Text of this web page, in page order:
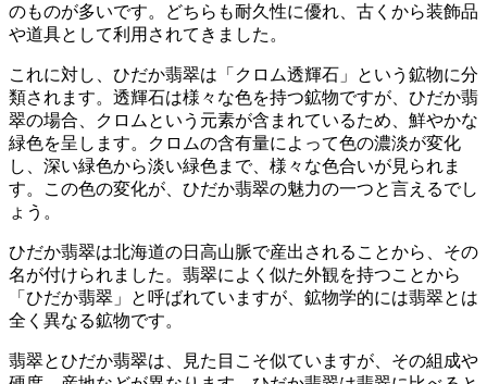
のものが多いです。どちらも耐久性に優れ、古くから装飾品
や道具として利用されてきました。
これに対し、ひだか翡翠は「クロム透輝石」という鉱物に分
類されます。透輝石は様々な色を持つ鉱物ですが、ひだか翡
翠の場合、クロムという元素が含まれているため、鮮やかな
緑色を呈します。
クロムの含有量によって色の濃淡が変化
し、深い緑色から淡い緑色まで、様々な色合いが見られま
す。
この色の変化が、ひだか翡翠の魅力の一つと言えるでし
ょう。
ひだか翡翠は北海道の日高山脈で産出されることから、その
名が付けられました。翡翠によく似た外観を持つことから
「ひだか翡翠」と呼ばれていますが、鉱物学的には翡翠とは
全く異なる鉱物です。
翡翠とひだか翡翠は、見た目こそ似ていますが、その組成や